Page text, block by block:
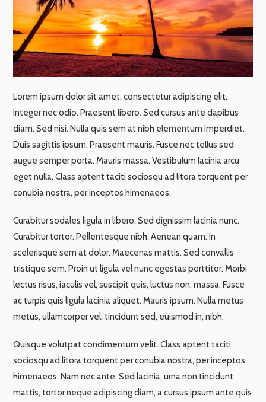
Lorem ipsum dolor sit amet, consectetur adipiscing elit.
Integer nec odio. Praesent libero. Sed cursus ante dapibus
diam. Sed nisi. Nulla quis sem at nibh elementum imperdiet.
Duis sagittis ipsum. Praesent mauris. Fusce nec tellus sed
augue semper porta. Mauris massa. Vestibulum lacinia arcu
eget nulla. Class aptent taciti sociosqu ad litora torquent per
conubia nostra, per inceptos himenaeos.
Curabitur sodales ligula in libero. Sed dignissim lacinia nunc.
Curabitur tortor. Pellentesque nibh. Aenean quam. In
scelerisque sem at dolor. Maecenas mattis. Sed convallis
tristique sem. Proin ut ligula vel nunc egestas porttitor. Morbi
lectus risus, iaculis vel, suscipit quis, luctus non, massa. Fusce
ac turpis quis ligula lacinia aliquet. Mauris ipsum. Nulla metus
metus, ullamcorper vel, tincidunt sed, euismod in, nibh.
Quisque volutpat condimentum velit. Class aptent taciti
sociosqu ad litora torquent per conubia nostra, per inceptos
himenaeos. Nam nec ante. Sed lacinia, urna non tincidunt
mattis, tortor neque adipiscing diam, a cursus ipsum ante quis